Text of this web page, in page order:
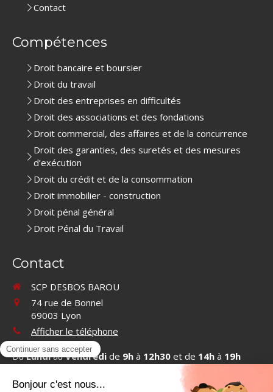
Contact
Compétences
Droit bancaire et boursier
Droit du travail
Droit des entreprises en difficultés
Droit des associations et des fondations
Droit commercial, des affaires et de la concurrence
Droit des garanties, des suretés et des mesures
d’exécution
Droit du crédit et de la consommation
Droit immobilier - construction
Droit pénal général
Droit Pénal du Travail
Contact
SCP DESBOS BAROU
74 rue de Bonnel
69003 Lyon
Afficher le téléphone
DuLundiauVendredi de 9h à 12h30 et de 14h à 19h
Contacter SCP DESBOS BAROU